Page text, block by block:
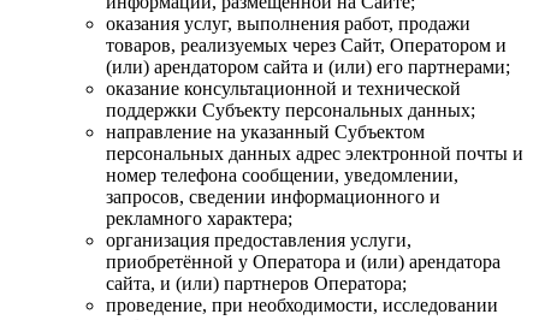
оказания услуг, выполнения работ, продажи
товаров, реализуемых через Сайт, Оператором и
(или) арендатором сайта и (или) его партнерами;
оказание консультационной и технической
поддержки Субъекту персональных данных;
направление на указанный Субъектом
персональных данных адрес электронной почты и
номер телефона сообщении, уведомлении,
запросов, сведении информационного и
рекламного характера;
организация предоставления услуги,
приобретённой у Оператора и (или) арендатора
сайта, и (или) партнеров Оператора;
проведение, при необходимости, исследовании